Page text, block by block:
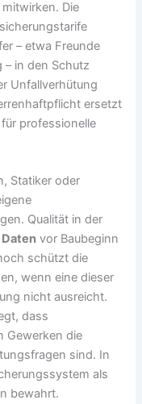
Die
– etwa Freunde
– in den Schutz
Unfallverhütung
ersetzt
professionelle
Statiker oder
Qualität in der
Daten vor Baubeginn
schützt die
wenn eine dieser
nicht ausreicht.
dass
Gewerken die
sind. In
als
bewahrt.